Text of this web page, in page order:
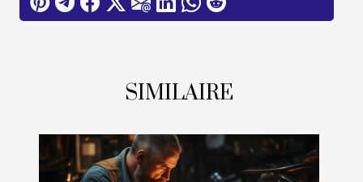
SIMILAIRE